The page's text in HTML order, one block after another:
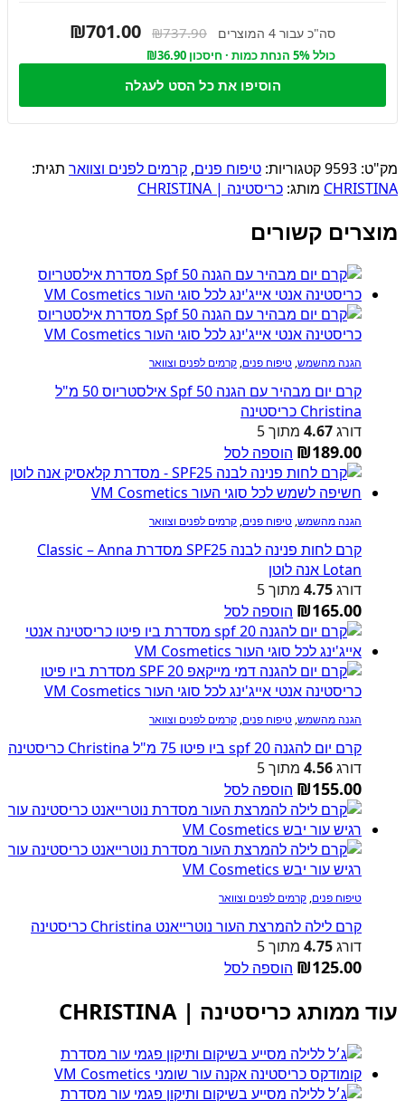
סה"כ עבור 4 המוצרים ₪737.90
₪701.00
כולל 5% הנחת כמות · חיסכון ₪36.90
הוסיפו את כל הסט לעגלה
מק"ט: 9593קטגוריות: טיפוח פנים, קרמים לפנים וצוואר תגית:
CHRISTINA מותג: כריסטינה | CHRISTINA
מוצרים קשורים
הגנה מהשמש, טיפוח פנים, קרמים לפנים וצוואר
קרם יום מבהיר עם הגנה Spf 50 אילסטריוס 50 מ"ל
Christina כריסטינה
דורג4.67 מתוך 5
₪189.00 הוספה לסל
הגנה מהשמש, טיפוח פנים, קרמים לפנים וצוואר
קרם לחות פנינה לבנה SPF25 מסדרת Classic – Anna
Lotan אנה לוטן
דורג4.75 מתוך 5
₪165.00 הוספה לסל
הגנה מהשמש, טיפוח פנים, קרמים לפנים וצוואר
קרם יום להגנה spf 20 ביו פיטו 75 מ"ל Christina כריסטינה
דורג4.56 מתוך 5
₪155.00 הוספה לסל
טיפוח פנים, קרמים לפנים וצוואר
קרם לילה להמרצת העור נוטרייאנט Christina כריסטינה
דורג4.75 מתוך 5
₪125.00 הוספה לסל
עוד ממותג כריסטינה | CHRISTINA